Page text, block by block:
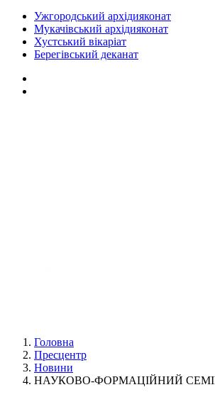
Ужгородський архідияконат
Мукачівський архідияконат
Хустський вікаріат
Берегівський деканат
Головна
Пресцентр
Новини
НАУКОВО-ФОРМАЦІЙНИЙ